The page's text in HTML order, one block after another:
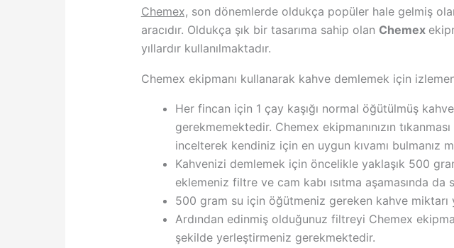
Chemex, son dönemlerde oldukça popüler hale gelmiş
aracıdır. Oldukça şık bir tasarıma sahip olan Chemex
yıllardır kullanılmaktadır.
Chemex ekipmanı kullanarak kahve demlemek için
Her fincan için 1 çay kaşığı normal öğütülmüş
gerekmemektedir. Chemex ekipmanınızın
incelterek kendiniz için en uygun kıvamı bulmanız
Kahvenizi demlemek için öncelikle yaklaşık 500
eklemeniz filtre ve cam kabı ısıtma aşamasında
500 gram su için öğütmeniz gereken kahve miktarı
Ardından edinmiş olduğunuz filtreyi Chemex
şekilde yerleştirmeniz gerekmektedir.